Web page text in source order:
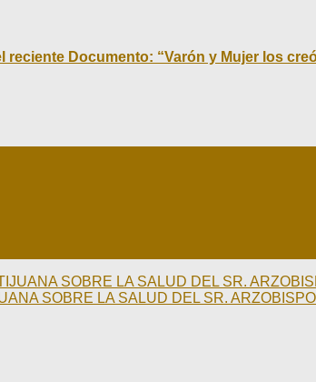
Documento: “Varón y Mujer los
SOBRE LA SALUD DEL SR.
SOBRE LA SALUD DEL SR.